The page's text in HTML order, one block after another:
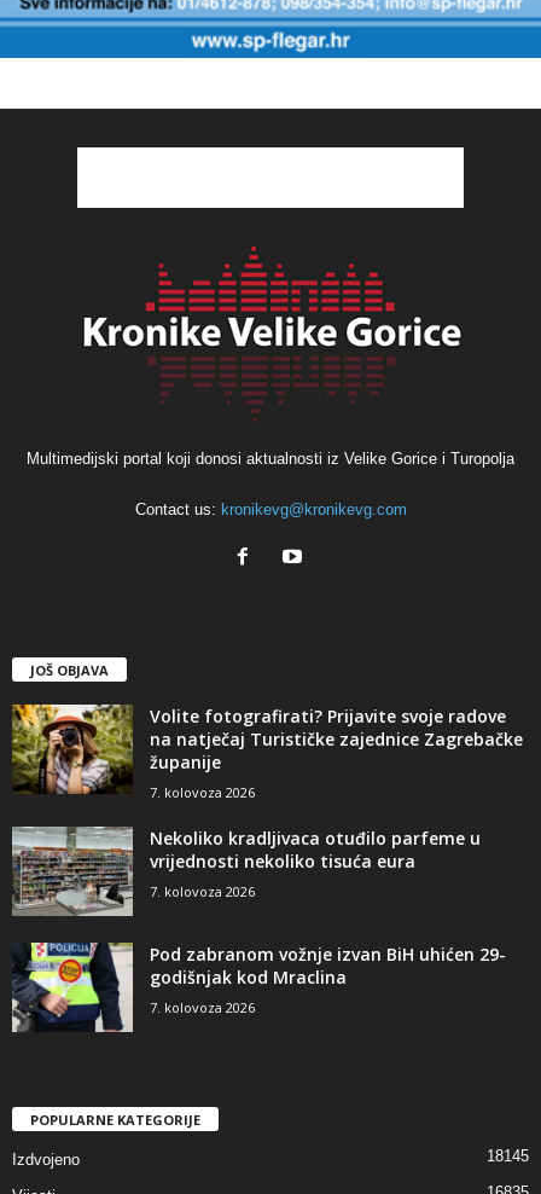
Multimedijski portal koji donosi aktualnosti iz Velike Gorice i Turopolja
Contact us: kronikevg@kronikevg.com
JOŠ OBJAVA
Volite fotografirati? Prijavite svoje radove
na natječaj Turističke zajednice Zagrebačke
županije
7. kolovoza 2026
Nekoliko kradljivaca otuđilo parfeme u
vrijednosti nekoliko tisuća eura
7. kolovoza 2026
Pod zabranom vožnje izvan BiH uhićen 29-
godišnjak kod Mraclina
7. kolovoza 2026
POPULARNE KATEGORIJE
Izdvojeno 18145